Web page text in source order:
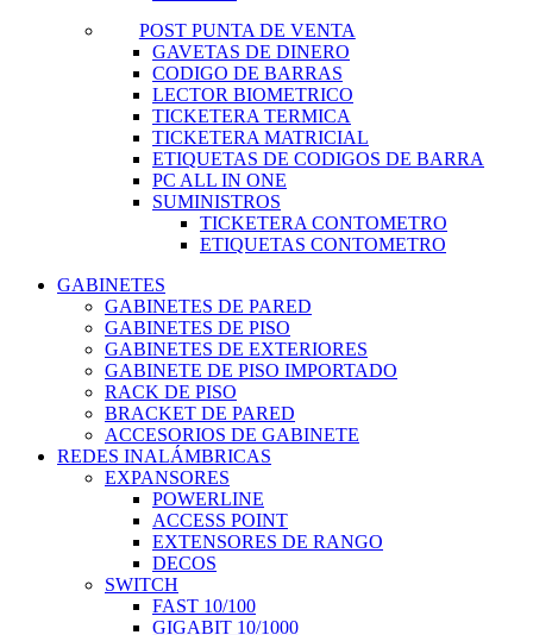
POST PUNTA DE VENTA
GAVETAS DE DINERO
CODIGO DE BARRAS
LECTOR BIOMETRICO
TICKETERA TERMICA
TICKETERA MATRICIAL
ETIQUETAS DE CODIGOS DE BARRA
PC ALL IN ONE
SUMINISTROS
TICKETERA CONTOMETRO
ETIQUETAS CONTOMETRO
GABINETES
GABINETES DE PARED
GABINETES DE PISO
GABINETES DE EXTERIORES
GABINETE DE PISO IMPORTADO
RACK DE PISO
BRACKET DE PARED
ACCESORIOS DE GABINETE
REDES INALÁMBRICAS
EXPANSORES
POWERLINE
ACCESS POINT
EXTENSORES DE RANGO
DECOS
SWITCH
FAST 10/100
GIGABIT 10/1000